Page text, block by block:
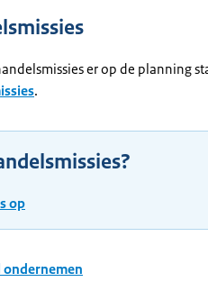
er op de planning
.
op